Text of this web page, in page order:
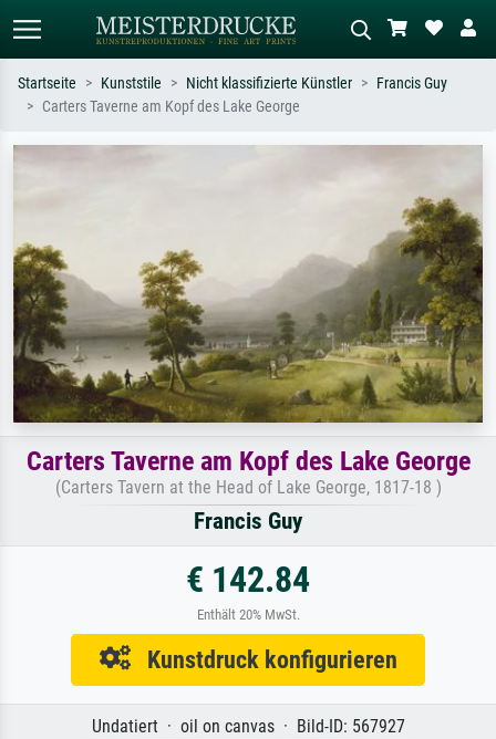
Beschreiben Sie die Szene – z.B. Grüne
Wiese, Abstrakt mit viel Rot, Dunkles
Ölgemälde, Stehender Akt neben einem
Startseite Kunststile Nicht klassifizierte Künstler
Francis Guy
Carters Taverne am Kopf des Lake George
Carters Taverne am Kopf des Lake George
(Carters Tavern at the Head of Lake George, 1817-18 )
Francis Guy
€ 142.84
Enthält 20% MwSt.
Kunstdruck konfigurieren
Undatiert · oil on canvas · Bild-ID: 567927